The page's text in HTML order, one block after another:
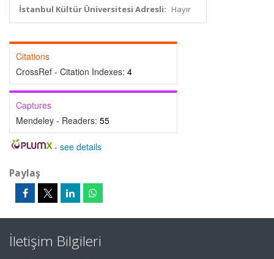
İstanbul Kültür Üniversitesi Adresli: Hayır
Citations
CrossRef - Citation Indexes: 4
Captures
Mendeley - Readers: 55
- see details
Paylaş
İletişim Bilgileri